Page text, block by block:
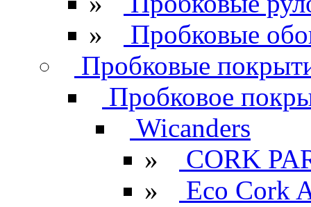
»
Пробковые
Пробковые
Пробковое
Wicanders
»
CORK
»
Eco Cork